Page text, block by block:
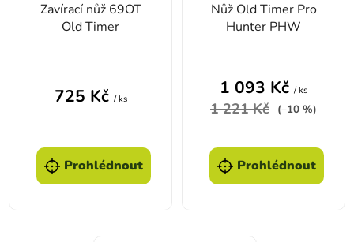
Zavírací nůž 69OT
Old Timer
725 Kč / ks
Prohlédnout
Nůž Old Timer Pro
Hunter PHW
1 093 Kč / ks
1 221 Kč (–10 %)
Prohlédnout